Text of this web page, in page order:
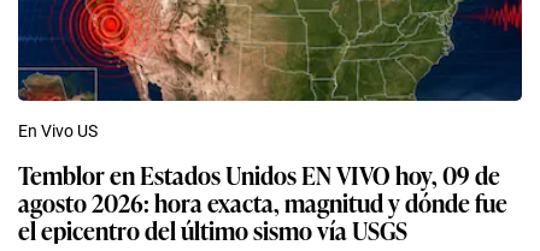
En Vivo US
Temblor en Estados Unidos EN VIVO hoy, 09 de
agosto 2026: hora exacta, magnitud y dónde fue
el epicentro del último sismo vía USGS